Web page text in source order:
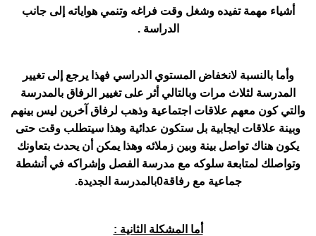
أشياء مهمة تفيده وشغل وقت فراغه وتنمي هواياته إلى جانب
الدراسة .
وأما بالنسبة لانخفاض المستوي الدراسي فهذا يرجع إلى تغيير
المدرسة لثلاث مرات وبالتالي أثر على تغيير الرفاق بالمدرسة
والتي كون معهم علاقات اجتماعية وذهب لرفاق آخرين ليس بينهم
وبينة علاقات ايجابية بل ستكون عدائية وهذا سيتطلب وقت حتى
يكون هناك تواصل بينة وبين زملائه وهذا يمكن أن يحدث بتعاونك
وتواصلك لمتابعة سلوكه مع مدرسة الفصل وإشراكه في أنشطة
جماعية مع رفاقة0بالمدرسة الجديدة.
أما المشكلة الثانية :